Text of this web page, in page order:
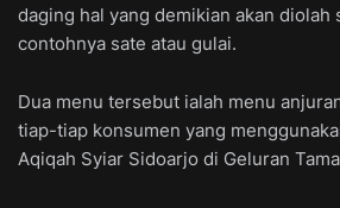
daging hal yang demikian akan diolah
contohnya sate atau gulai.
Dua menu tersebut ialah menu
tiap-tiap konsumen yang
Aqiqah Syiar Sidoarjo di Geluran